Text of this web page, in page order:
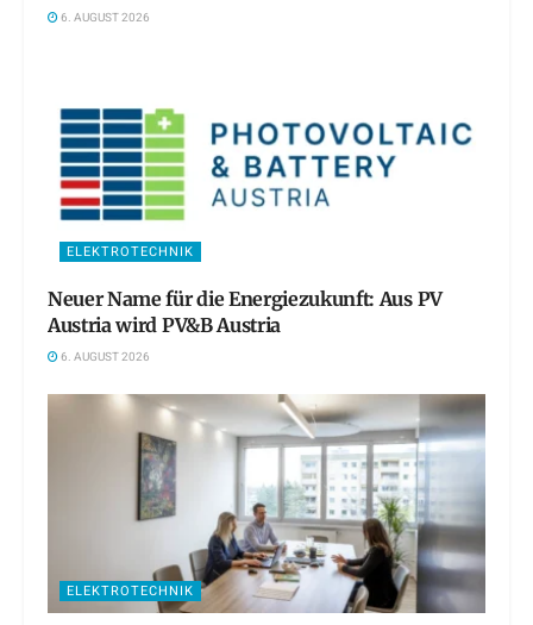
6. AUGUST 2026
ELEKTROTECHNIK
Neuer Name für die Energiezukunft: Aus PV
Austria wird PV&B Austria
6. AUGUST 2026
ELEKTROTECHNIK